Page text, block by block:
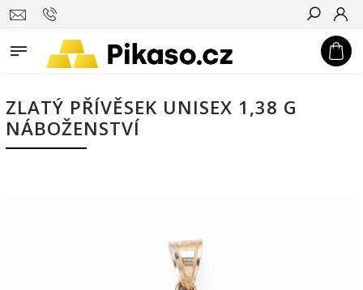
Hledat
ZLATÝ PŘÍVĚSEK UNISEX 1,38 G
NÁBOŽENSTVÍ